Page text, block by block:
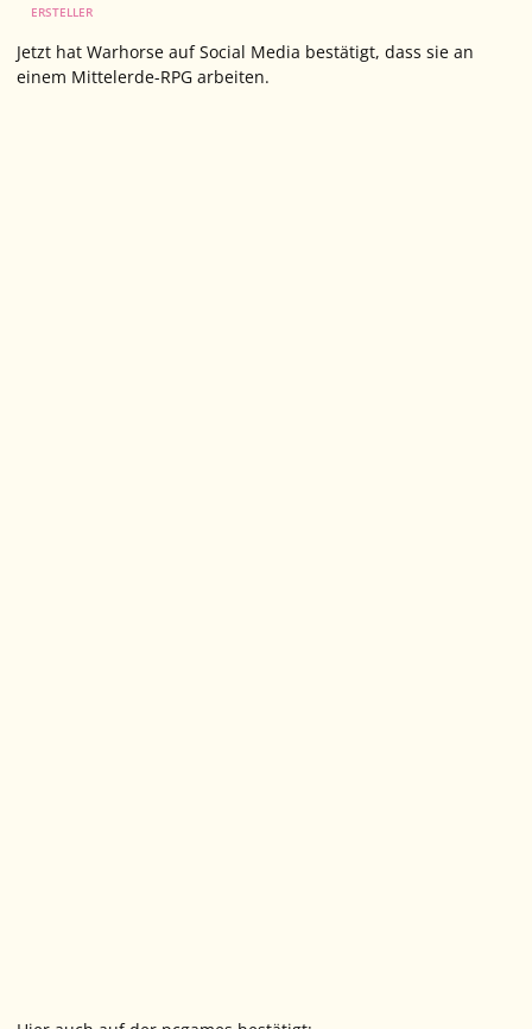
ERSTELLER
Jetzt hat Warhorse auf Social Media bestätigt, dass sie an
einem Mittelerde-RPG arbeiten.